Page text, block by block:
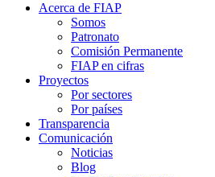
Acerca de FIAP
Somos
Patronato
Comisión Permanente
FIAP en cifras
Proyectos
Por sectores
Por países
Transparencia
Comunicación
Noticias
Blog